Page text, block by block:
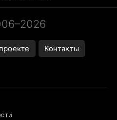
в океанариуме
Контакты